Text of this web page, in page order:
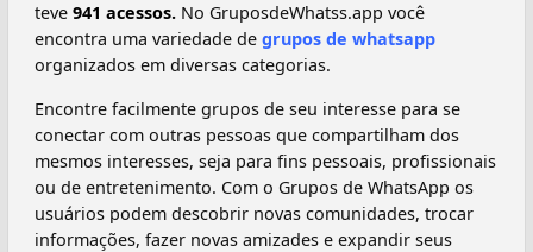
teve 941 acessos. No GruposdeWhatss.app você
encontra uma variedade de grupos de whatsapp
organizados em diversas categorias.
Encontre facilmente grupos de seu interesse para se
conectar com outras pessoas que compartilham dos
mesmos interesses, seja para fins pessoais, profissionais
ou de entretenimento. Com o Grupos de WhatsApp os
usuários podem descobrir novas comunidades, trocar
informações, fazer novas amizades e expandir seus